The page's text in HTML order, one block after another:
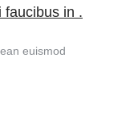
faucibus in .
euismod